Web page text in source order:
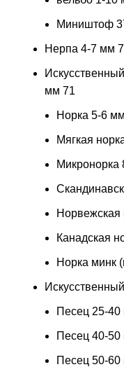
Миништоф
Нерпа 4-7 мм 7
мм 71
Норка 5-6 мм
Мягкая
Микронорка
Норвежская
Канадская
Норка минк
Песец 25-
Песец 40-
Песец 50-